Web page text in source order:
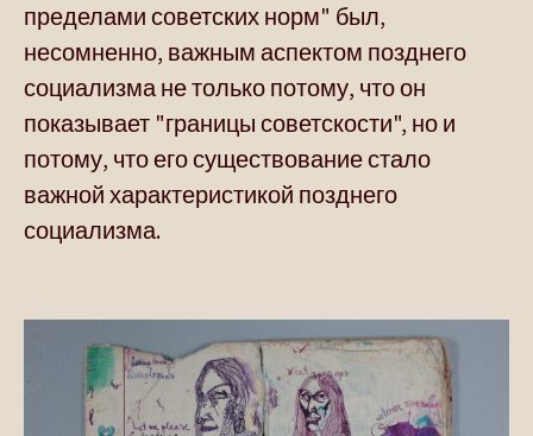
пределами советских норм" был,
несомненно, важным аспектом позднего
социализма не только потому, что он
показывает "границы советскости", но и
потому, что его существование стало
важной характеристикой позднего
социализма.